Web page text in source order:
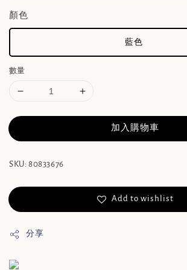
顏色
藍色
數量
加入購物車
SKU: 80833676
Add to wishlist
分享